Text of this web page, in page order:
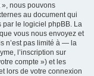
nous pouvons
au document qui
le logiciel phpBB. La
vous nous envoyez et
n’est pas limité à — la
l’inscription sur
compte ») et les
lors de votre connexion